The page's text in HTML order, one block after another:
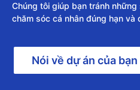
Chúng tôi giúp bạn tránh
chăm sóc cá nhân đúng hạn và
Nói về dự án của bạn